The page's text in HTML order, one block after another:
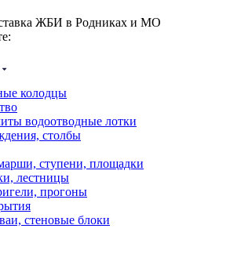
ЖБИ в Родниках и МО
колодцы
водоотводные лотки
столбы
ступени, площадки
лестницы
прогоны
стеновые блоки